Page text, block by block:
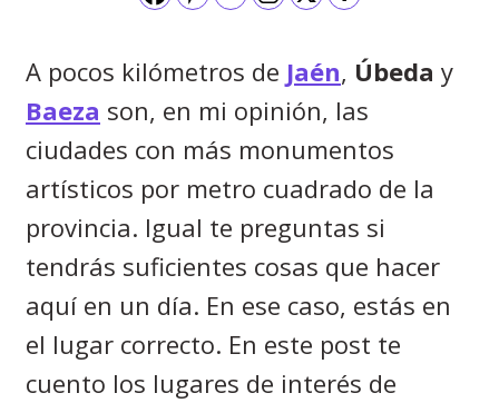
A pocos kilómetros de Jaén, Úbeda y
Baeza son, en mi opinión, las
ciudades con más monumentos
artísticos por metro cuadrado de la
provincia. Igual te preguntas si
tendrás suficientes cosas que hacer
aquí en un día. En ese caso, estás en
el lugar correcto. En este post te
cuento los lugares de interés de